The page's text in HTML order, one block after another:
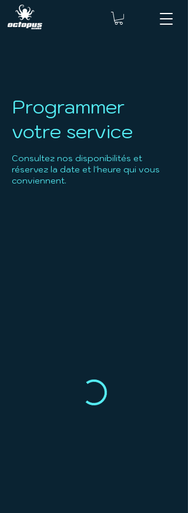
Programmer
votre service
Consultez nos disponibilités et
réservez la date et l'heure qui vous
conviennent.